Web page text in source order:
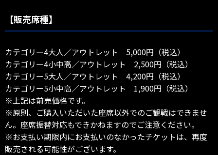
【販売席種】
カテゴリー4大人／アウトレット 5,000円（税込）
カテゴリー4小中高／アウトレット 2,500円（税込）
カテゴリー5大人／アウトレット 4,200円（税込）
カテゴリー5小中高／アウトレット 1,900円（税込）
※上記は前売価格です。
※原則、ご購入いただいた座席以外でのご観戦はできませ
ん。座席振替対応もできかねますのでご注意ください。
※お支払い期限内にお支払いのなかったチケットは、再度
販売される可能性がございます。